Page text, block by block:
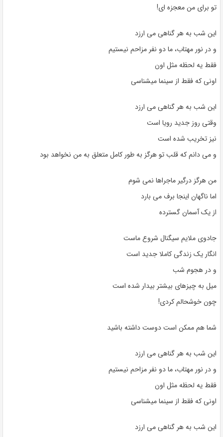
تو برای من معجزه ای!
این شب به هر گناهی می ارزد
و در نور مهتاب، ما دو نفر مزاحم نیستیم
فقط یه لحظه مثل اون
اونی که فقط از سینما میشناسی
این شب به هر گناهی می ارزد
وقتی روز جدید رویا است
نیز تخریب شده است
و می دانم که قلب تو هرگز به طور کامل متعلق به من نخواهد بود
من هرگز درگیر ماجراها نمی شوم
اما ناگهان اینجا برف می بارد
از یک آسمان گسترده
جادوی ملایم سیگنال شروع ماست
انگار یک زندگی کاملا جدید است
و در هجوم شب
میل به چیزهای بیشتر بیدار شده است
چون خوشحالم کردی!
شما هم ممکن است دوست داشته باشید
این شب به هر گناهی می ارزد
و در نور مهتاب، ما دو نفر مزاحم نیستیم
فقط یه لحظه مثل اون
اونی که فقط از سینما میشناسی
این شب به هر گناهی می ارزد